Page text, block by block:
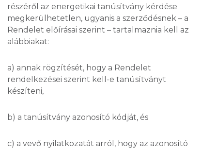
részéről az energetikai tanúsítvány kérdése
megkerülhetetlen, ugyanis a szerződésnek – a
Rendelet előírásai szerint – tartalmaznia kell az
alábbiakat:
a) annak rögzítését, hogy a Rendelet
rendelkezései szerint kell-e tanúsítványt
készíteni,
b) a tanúsítvány azonosító kódját, és
c) a vevő nyilatkozatát arról, hogy az azonosító